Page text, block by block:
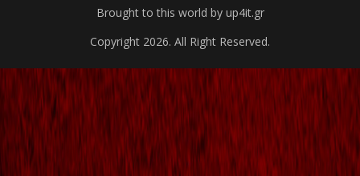
Brought to this world by up4it.gr
Copyright 2026. All Right Reserved.